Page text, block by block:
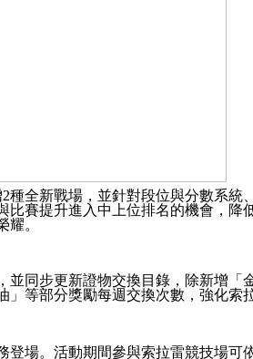
2種全新戰場，並針對段位與分數系統
賽提升進入中上位排名的機會，降
。
同步更新證物交換目錄，除新增「
等部分獎勵每週交換次數，強化索
場。活動期間參與索拉雷競技場可